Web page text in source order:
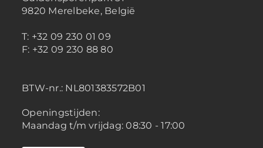
9820 Merelbeke, België
T: +32 09 230 01 09
F: +32 09 230 88 80
BTW-nr.: NL801383572B01
Openingstijden:
Maandag t/m vrijdag: 08:30 - 17:00